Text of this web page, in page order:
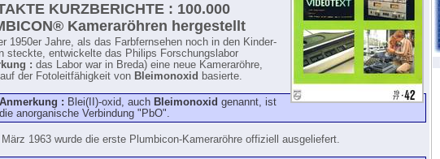
KURZBERICHTE : 100.000
Kameraröhren hergestellt
1950er Jahre, als das Farbfernsehen noch in den Kinder-
steckte, entwickelte das Philips Forschungslabor
: das Labor war in Breda) eine neue Kameraröhre,
der Fotoleitfähigkeit von Bleimonoxid basierte.
Anmerkung : Blei(II)-oxid, auch Bleimonoxid genannt, ist
die anorganische Verbindung "PbO".
1963 wurde die erste Plumbicon-Kameraröhre offiziell ausgeliefert.